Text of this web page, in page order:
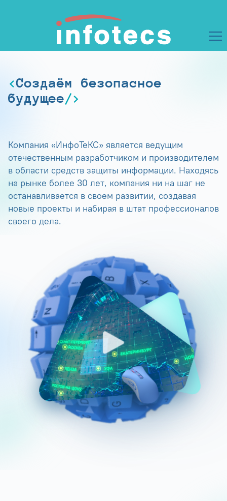
Создаём безопасное
будущее
Компания «ИнфоТеКС» является ведущим
отечественным разработчиком и производителем
в области средств защиты информации. Находясь
на рынке более 30 лет, компания ни на шаг не
останавливается в своем развитии, создавая
новые проекты и набирая в штат профессионалов
своего дела.